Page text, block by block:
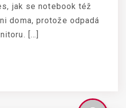
jak se notebook též
doma, protože odpadá
[…]